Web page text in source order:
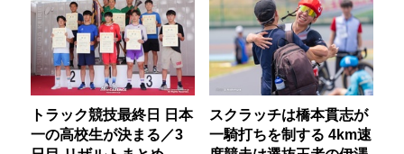
トラック競技最終日 日本
一の高校生が決まる／3
スクラッチは橋本貫志が
一騎打ちを制する 4km速